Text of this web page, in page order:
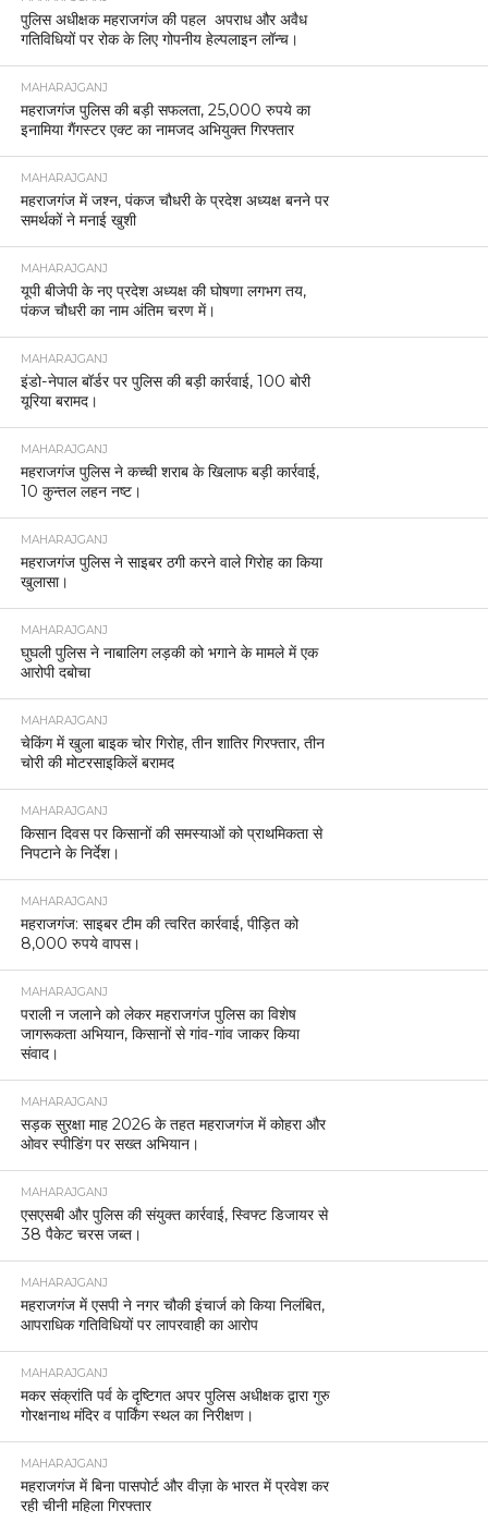
पुलिस अधीक्षक महराजगंज की पहल अपराध और अवैध
गतिविधियों पर रोक के लिए गोपनीय हेल्पलाइन लॉन्च।
MAHARAJGANJ
महराजगंज पुलिस की बड़ी सफलता, 25,000 रुपये का
इनामिया गैंगस्टर एक्ट का नामजद अभियुक्त गिरफ्तार
MAHARAJGANJ
महराजगंज में जश्न, पंकज चौधरी के प्रदेश अध्यक्ष बनने पर
समर्थकों ने मनाई खुशी
MAHARAJGANJ
यूपी बीजेपी के नए प्रदेश अध्यक्ष की घोषणा लगभग तय,
पंकज चौधरी का नाम अंतिम चरण में।
MAHARAJGANJ
इंडो-नेपाल बॉर्डर पर पुलिस की बड़ी कार्रवाई, 100 बोरी
यूरिया बरामद।
MAHARAJGANJ
महराजगंज पुलिस ने कच्ची शराब के खिलाफ बड़ी कार्रवाई,
10 कुन्तल लहन नष्ट।
MAHARAJGANJ
महराजगंज पुलिस ने साइबर ठगी करने वाले गिरोह का किया
खुलासा।
MAHARAJGANJ
घुघली पुलिस ने नाबालिग लड़की को भगाने के मामले में एक
आरोपी दबोचा
MAHARAJGANJ
चेकिंग में खुला बाइक चोर गिरोह, तीन शातिर गिरफ्तार, तीन
चोरी की मोटरसाइकिलें बरामद
MAHARAJGANJ
किसान दिवस पर किसानों की समस्याओं को प्राथमिकता से
निपटाने के निर्देश।
MAHARAJGANJ
महराजगंज: साइबर टीम की त्वरित कार्रवाई, पीड़ित को
8,000 रुपये वापस।
MAHARAJGANJ
पराली न जलाने को लेकर महराजगंज पुलिस का विशेष
जागरूकता अभियान, किसानों से गांव-गांव जाकर किया
संवाद।
MAHARAJGANJ
सड़क सुरक्षा माह 2026 के तहत महराजगंज में कोहरा और
ओवर स्पीडिंग पर सख्त अभियान।
MAHARAJGANJ
एसएसबी और पुलिस की संयुक्त कार्रवाई, स्विफ्ट डिजायर से
38 पैकेट चरस जब्त।
MAHARAJGANJ
महराजगंज में एसपी ने नगर चौकी इंचार्ज को किया निलंबित,
आपराधिक गतिविधियों पर लापरवाही का आरोप
MAHARAJGANJ
मकर संक्रांति पर्व के दृष्टिगत अपर पुलिस अधीक्षक द्वारा गुरु
गोरक्षनाथ मंदिर व पार्किंग स्थल का निरीक्षण।
MAHARAJGANJ
महराजगंज में बिना पासपोर्ट और वीज़ा के भारत में प्रवेश कर
रही चीनी महिला गिरफ्तार